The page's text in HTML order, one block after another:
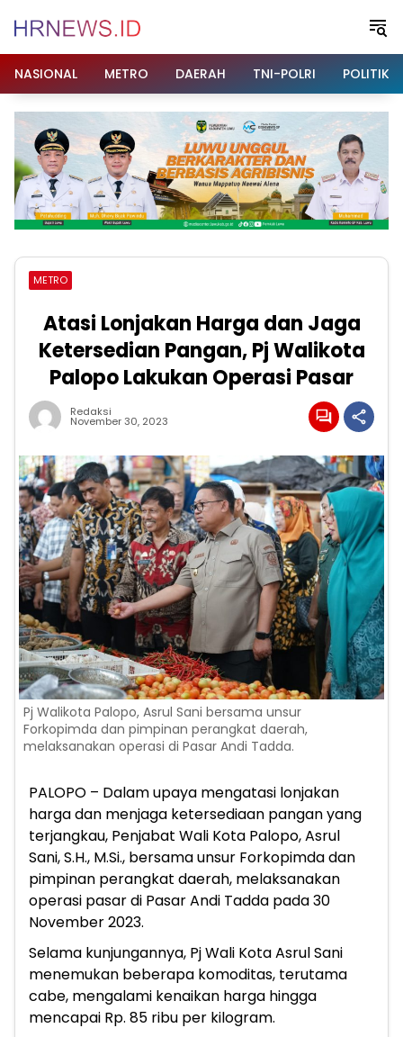
NASIONAL
METRO DAERAH TNI-POLRI POLITIK
METRO
Atasi Lonjakan Harga dan Jaga
Ketersedian Pangan, Pj Walikota
Palopo Lakukan Operasi Pasar
Redaksi
November 30, 2023
Pj Walikota Palopo, Asrul Sani bersama unsur
Forkopimda dan pimpinan perangkat daerah,
melaksanakan operasi di Pasar Andi Tadda.
PALOPO – Dalam upaya mengatasi lonjakan
harga dan menjaga ketersediaan pangan yang
terjangkau, Penjabat Wali Kota Palopo, Asrul
Sani, S.H., M.Si., bersama unsur Forkopimda dan
pimpinan perangkat daerah, melaksanakan
operasi pasar di Pasar Andi Tadda pada 30
November 2023.
Selama kunjungannya, Pj Wali Kota Asrul Sani
menemukan beberapa komoditas, terutama
cabe, mengalami kenaikan harga hingga
mencapai Rp. 85 ribu per kilogram.